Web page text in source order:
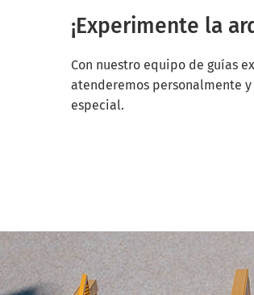
¡Experimente la
Con nuestro equipo de guías
atenderemos personalmente
especial.